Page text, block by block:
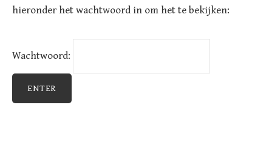
hieronder het wachtwoord in om het te bekijken:
Wachtwoord: